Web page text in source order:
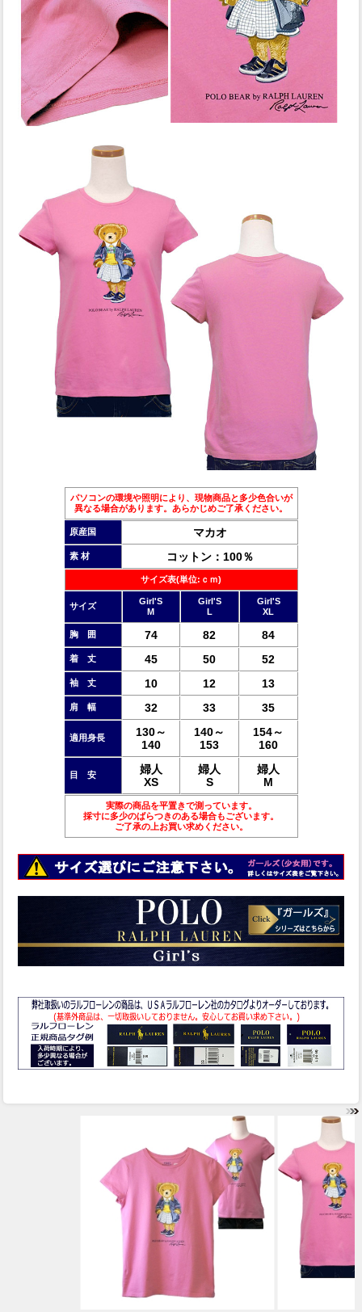
パソコンの環境や照明により、現物商品と多少色合いが
異なる場合があります。あらかじめご了承ください。
原産国 マカオ
素 材 コットン：100％
サイズ表(単位:ｃｍ)
サイズ
Girl'S
M
Girl'S
L
Girl'S
XL
胸 囲 74 82 84
着 丈 45 50 52
袖 丈 10 12 13
肩 幅 32 33 35
適用身長
130～
140
140～
153
154～
160
目 安
婦人
XS
婦人
S
婦人
M
実際の商品を平置きで測っています。
採寸に多少のばらつきのある場合もございます。
ご了承の上お買い求めください。